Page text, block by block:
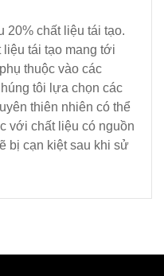
20% chất liệu tái tạo.
tái tạo mang tới
thuộc vào các
tôi lựa chọn các
thiên nhiên có thể
với chất liệu có nguồn
bị cạn kiệt sau khi sử